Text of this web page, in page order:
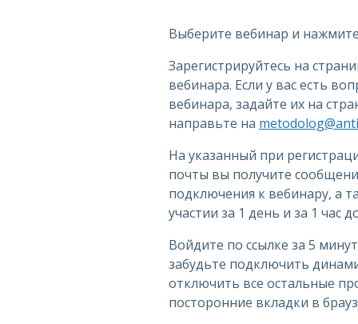
Выберите вебинар и
Зарегистрируйтесь на
вебинара. Если у вас есть
вебинара, задайте их на
направьте на
На указанный при
почты вы получите
подключения к вебинару, а
участии за 1 день и за 1 час
Войдите по ссылке за 5
забудьте подключить
отключить все остальные
посторонние вкладки в